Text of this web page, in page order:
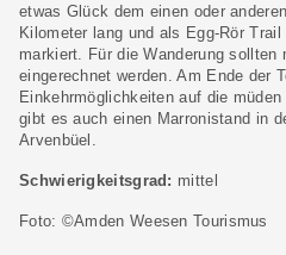
etwas Glück dem einen oder
Kilometer lang und als Egg-Rör
markiert. Für die Wanderung sollten
eingerechnet werden. Am Ende der
Einkehrmöglichkeiten auf die
gibt es auch einen Marronistand in
Arvenbüel.
Schwierigkeitsgrad: mittel
Foto: ©Amden Weesen Tourismus